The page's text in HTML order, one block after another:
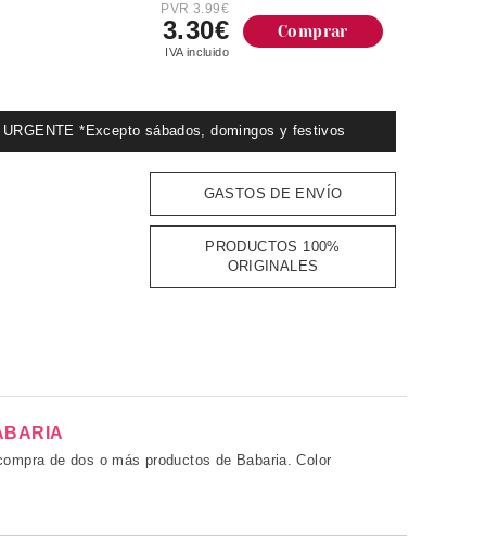
PVR 3.99€
3.30€
IVA incluido
Comprar
*Excepto sábados, domingos y festivos
GASTOS DE ENVÍO
PRODUCTOS 100%
ORIGINALES
de dos o más productos de Babaria. Color